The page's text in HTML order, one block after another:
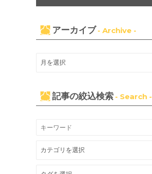
アーカイブ - Archive -
記事の絞込検索 - Search -